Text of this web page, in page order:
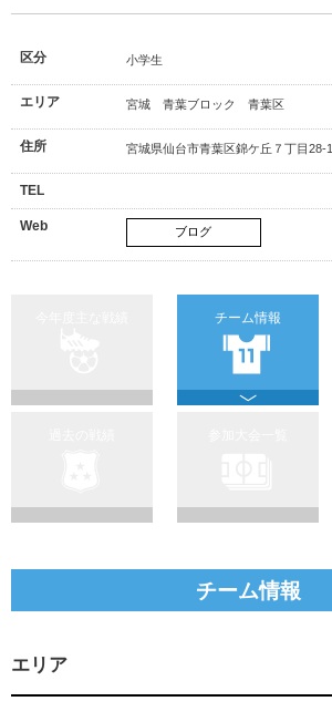
区分 小学生
エリア 宮城 青葉ブロック 青葉区
住所 宮城県仙台市青葉区錦ケ丘７丁目28-1
TEL
Web ブログ
チーム情報
チーム情報
エリア